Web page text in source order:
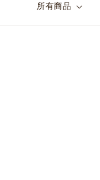
所有商品